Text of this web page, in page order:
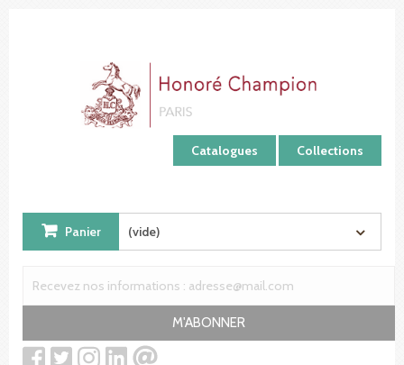
Catalogues Collections
Panier (vide)
M'ABONNER